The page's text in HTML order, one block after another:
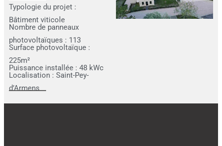
Typologie du projet :
Bâtiment viticole
Nombre de panneaux
photovoltaïques : 113
Surface photovoltaïque :
225m²
Puissance installée : 48 kWc
Localisation : Saint-Pey-
d’Armens